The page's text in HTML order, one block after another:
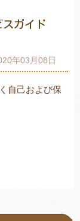
ガイド
年03月08日
自己および保